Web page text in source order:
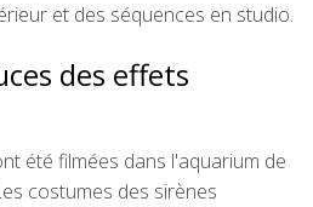
et des séquences en studio.
des effets
été filmées dans l'aquarium de
costumes des sirènes